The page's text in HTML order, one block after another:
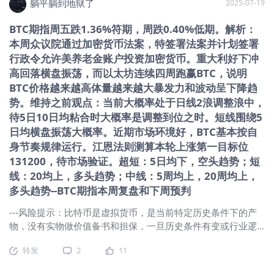
的“基础银行”和安全标杆。 截至2025年
6月底，BitGo支持超过1400种加密货
币，为超过4600家机构客户及110万用
户提供服务，平台管理的资产规模达
903亿美元。 财务数据显示：BitGo在
2022年、2023年、2024年的营收分别
为25.11亿美元、9.
花”，反而显得尤为必要。本文旨在从信任机制的重塑、确权体
要性及风险控制等维度，深度剖析为何AI的广泛普及将成为区
块链技术从边缘实验走向大规模落地的核心驱动力与助推器。
1. AI爆发背景下的数字信任危机 随着近年来AI人工智能技术的
突破性进展，尤其是大语言模型（LLM）和生成式 AI（AIGC）
的广泛应用，其核心经济学意义在于将内容生产的边际成本降
至接近于零。虽然这极大地释放了社会的创造力与生产力，但
也对现有的互联网生态构成了前所未有的严峻挑战，导致了信
息环境的急剧变动。 数字信息生态的熵增与失真： 随着合成媒
体（Synthetic Media）与深度伪造（Deepfakes）技术的普
及，互联网正面临“死互联网理论”（Dead Internet Theory）的
具象化风险。在这一理论下，网络大部分流量和内容将由机器
人生成。当视频、音频及文本的伪造成本极低，且能够达到像
素级的逼真度时，“眼见为实”这
躺平躺到地狱了 2025-07-19
BTC期指周五跌1.36%符期，周跌0.40%低期。解析：
本周众议院通过加密货币法案，特签署法案并计划签署
行政令允许美养老金账户投资加密货币。重大利好下冲
高回落横盘振荡，而以太坊连续四周跑赢BTC，说明
BTC价格越来越高体量越来越大暴发力和波动呈下降趋
势。维持之前观点：当前大概率处于日线2浪调整浪中，
待5日10日均粘合时大概率是调整到位之时。短线围绕5
日均横盘振荡大概率。近期市场环境好，BTC基本按自
身节奏规律运行。江恩法则测算本轮上涨第一目标位
131200，待市场验证。超短：5日均下，空头趋势；短
线：20均上，多头趋势；中线：5周均上，20周均上，
多头趋势--BTC期指本周复盘和下周预判
---风险提示：比特币是虚拟货币，是当前特定历史条件下的产
物，没有实物做价值备书和担保，一旦历史条件有变或行业逻
示：1、预测BTC非常不靠谱，稳定性准确性远不如NQ100期
转发 2 11